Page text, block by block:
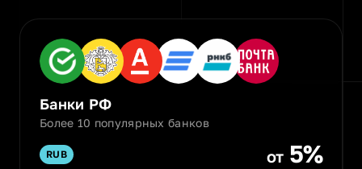
Банки РФ
Более 10 популярных банков
RUB от5%